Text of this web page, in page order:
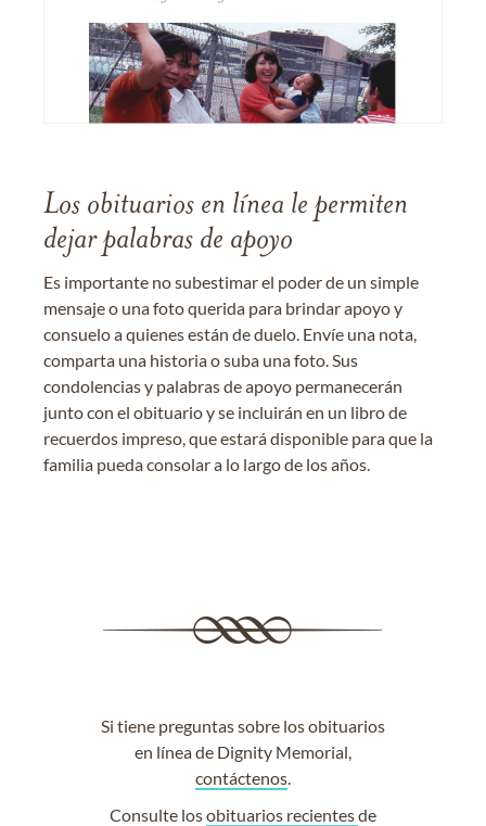
Los obituarios en línea le permiten
dejar palabras de apoyo
Es importante no subestimar el poder de un simple
mensaje o una foto querida para brindar apoyo y
consuelo a quienes están de duelo. Envíe una nota,
comparta una historia o suba una foto. Sus
condolencias y palabras de apoyo permanecerán
junto con el obituario y se incluirán en un libro de
recuerdos impreso, que estará disponible para que la
familia pueda consolar a lo largo de los años.
Si tiene preguntas sobre los obituarios
en línea de Dignity Memorial,
contáctenos.
Consulte losobituarios recientesde